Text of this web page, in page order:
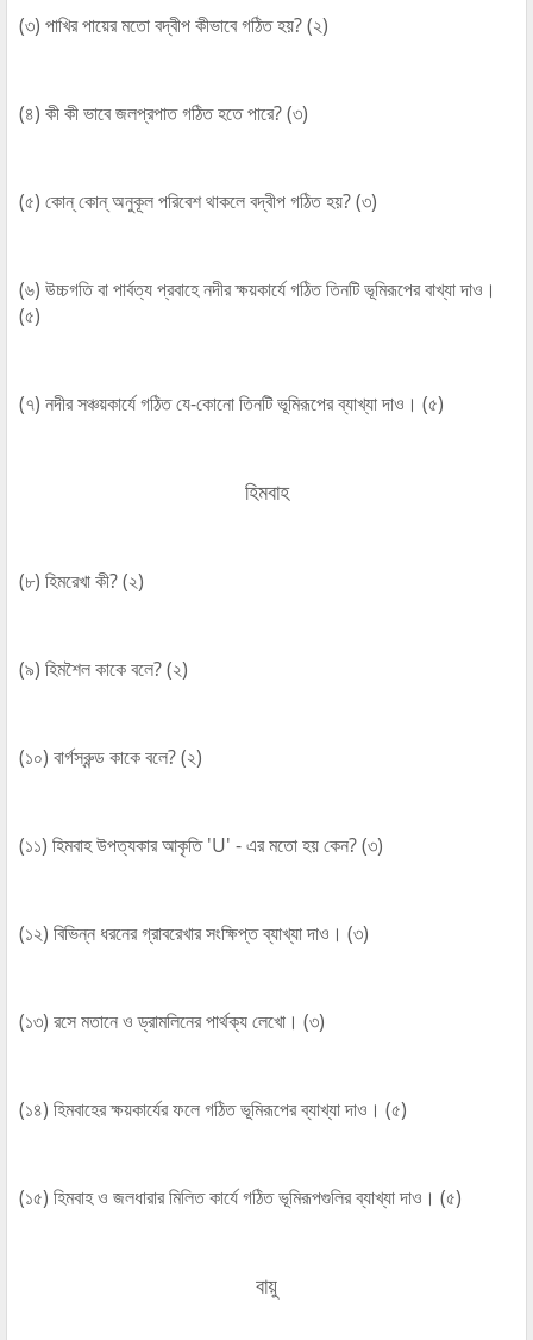
(৩) পাখির পায়ের মতো বদ্বীপ কীভাবে গঠিত হয়? (২)
(৪) কী কী ভাবে জলপ্রপাত গঠিত হতে পারে? (৩)
(৫) কোন্‌ কোন্‌ অনুকূল পরিবেশ থাকলে বদ্বীপ গঠিত হয়? (৩)
(৬) উচ্চগতি বা পার্বত্য প্রবাহে নদীর ক্ষয়কার্যে গঠিত তিনটি ভূমিরূপের বাখ্যা দাও।
(৫)
(৭) নদীর সঞ্চয়কার্যে গঠিত যে-কোনো তিনটি ভূমিরূপের ব্যাখ্যা দাও। (৫)
হিমবাহ
(৮) হিমরেখা কী? (২)
(৯) হিমশৈল কাকে বলে? (২)
(১০) বার্গস্রুন্ড কাকে বলে? (২)
(১১) হিমবাহ উপত্যকার আকৃতি 'U' - এর মতো হয় কেন? (৩)
(১২) বিভিন্ন ধরনের গ্রাবরেখার সংক্ষিপ্ত ব্যাখ্যা দাও। (৩)
(১৩) রসে মতানে ও ড্রামলিনের পার্থক্য লেখো। (৩)
(১৪) হিমবাহের ক্ষয়কার্যের ফলে গঠিত ভূমিরূপের ব্যাখ্যা দাও। (৫)
(১৫) হিমবাহ ও জলধারার মিলিত কার্যে গঠিত ভূমিরূপগুলির ব্যাখ্যা দাও। (৫)
বায়ু